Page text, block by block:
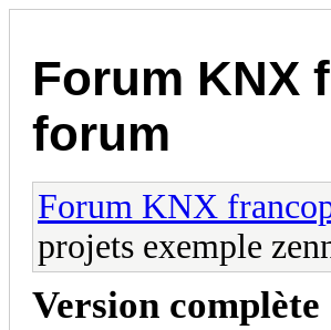
Forum KNX
forum
Forum KNX
projets exemple
Version complète